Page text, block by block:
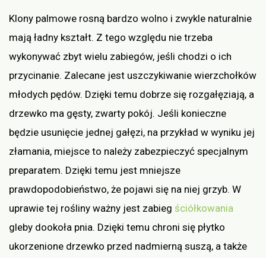
Klony palmowe rosną bardzo wolno i zwykle naturalnie
mają ładny kształt. Z tego względu nie trzeba
wykonywać zbyt wielu zabiegów, jeśli chodzi o ich
przycinanie. Zalecane jest uszczykiwanie wierzchołków
młodych pędów. Dzięki temu dobrze się rozgałęziają, a
drzewko ma gęsty, zwarty pokój. Jeśli konieczne
będzie usunięcie jednej gałęzi, na przykład w wyniku jej
złamania, miejsce to należy zabezpieczyć specjalnym
preparatem. Dzięki temu jest mniejsze
prawdopodobieństwo, że pojawi się na niej grzyb. W
uprawie tej rośliny ważny jest zabieg ściółkowania
gleby dookoła pnia. Dzięki temu chroni się płytko
ukorzenione drzewko przed nadmierną suszą, a także